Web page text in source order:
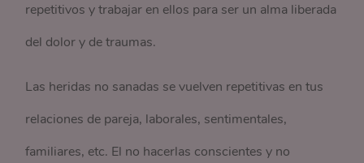
repetitivos y trabajar en ellos para ser un alma liberada
del dolor y de traumas.
Las heridas no sanadas se vuelven repetitivas en tus
relaciones de pareja, laborales, sentimentales,
familiares, etc. El no hacerlas conscientes y no